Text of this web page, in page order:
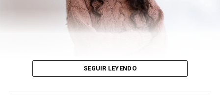
Instagram. Primero fuimos a un lugar a comer
empanadas (recuerda sonriendo) y después fuimos a una
convención de tatuajes”.
Está el jefe de producto que decide desde qué lado se
SEGUIR LEYENDO